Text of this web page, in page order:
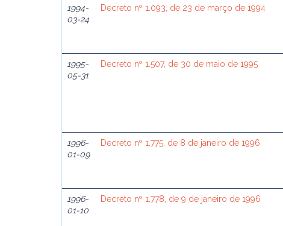
1994-
03-24
Decreto nº 1.093, de 23 de março de 1994
1995-
05-31
Decreto nº 1.507, de 30 de maio de 1995
1996-
01-09
Decreto nº 1.775, de 8 de janeiro de 1996
1996-
01-10
Decreto nº 1.778, de 9 de janeiro de 1996